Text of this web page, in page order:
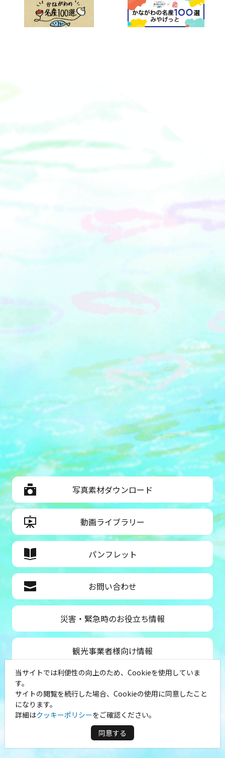
写真素材ダウンロード
動画ライブラリー
パンフレット
お問い合わせ
災害・緊急時のお役立ち情報
観光事業者様向け情報
公益社団法人神奈川県観光協会
〒231-8521
神奈川県横浜市中区山下町１
（シルクセンター内）
当サイトでは利便性の向上のため、Cookieを使用していま
す。
サイトの閲覧を続行した場合、Cookieの使用に同意したこと
になります。
詳細はクッキーポリシーをご確認ください。
同意する